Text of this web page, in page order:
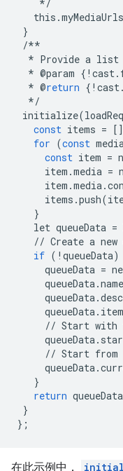
*/
this .myMediaUrls_
}
/**
* Provide a list
* @param { ! cast.
* @return { ! cast.
*/
initialize(
const items =
for (const
const item =
item .media =
item .media.
items .push(
}
let queueData =
// Create a new
if ( ! queueData)
queueData =
queueData.name
queueData.
queueData.
// Start with
queueData.
// Start from
queueData.
}
return queueData
}
};
在此示例中，